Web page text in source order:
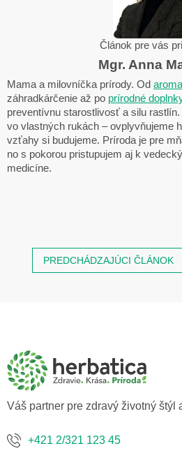
Článok pre vás
Mgr. Anna
Mama a milovníčka prírody. Od
záhradkárčenie až po prírodné
preventívnu starostlivosť a silu
vo vlastných rukách – ovplyvňujeme
vzťahy si budujeme. Príroda je pre
no s pokorou pristupujem aj k
medicíne.
PREDCHÁDZAJÚCI ČLÁNOK
Váš partner pre zdravý životný štýl
+421 2/321 123 45